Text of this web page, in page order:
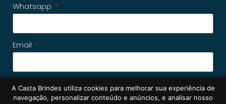
Whatsapp
Email
Cadastrar
A Casta Brindes utiliza cookies para melhorar sua experiência de
navegação, personalizar conteúdo e anúncios, e analisar nosso